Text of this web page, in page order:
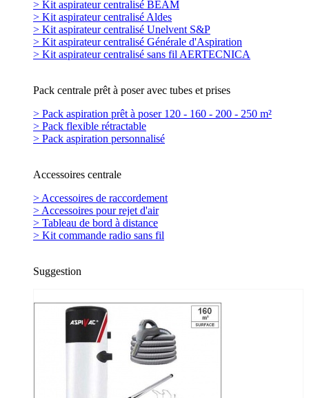
> Kit aspirateur centralisé BEAM
> Kit aspirateur centralisé Aldes
> Kit aspirateur centralisé Unelvent S&P
> Kit aspirateur centralisé Générale d'Aspiration
> Kit aspirateur centralisé sans fil AERTECNICA
Pack centrale prêt à poser avec tubes et prises
> Pack aspiration prêt à poser 120 - 160 - 200 - 250 m²
> Pack flexible rétractable
> Pack aspiration personnalisé
Accessoires centrale
> Accessoires de raccordement
> Accessoires pour rejet d'air
> Tableau de bord à distance
> Kit commande radio sans fil
Suggestion